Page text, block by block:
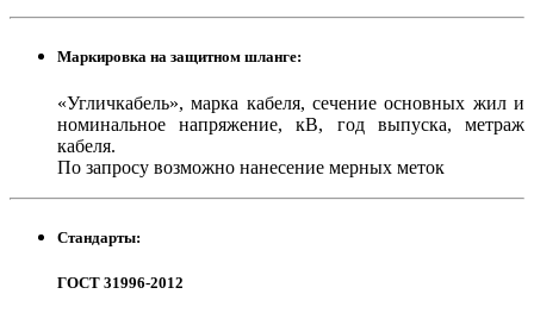
Маркировка на защитном шланге:
«Угличкабель», марка кабеля, сечение основных жил и
номинальное напряжение, кВ, год выпуска, метраж
кабеля.
По запросу возможно нанесение мерных меток
Стандарты:
ГОСТ 31996-2012